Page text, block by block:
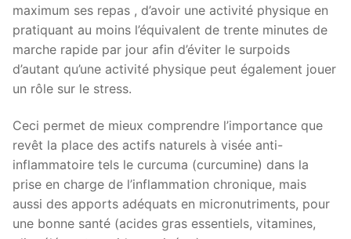
maximum ses repas , d’avoir une activité physique en
pratiquant au moins l’équivalent de trente minutes de
marche rapide par jour afin d’éviter le surpoids
d’autant qu’une activité physique peut également jouer
un rôle sur le stress.
Ceci permet de mieux comprendre l’importance que
revêt la place des actifs naturels à visée anti-
inflammatoire tels le curcuma (curcumine) dans la
prise en charge de l’inflammation chronique, mais
aussi des apports adéquats en micronutriments, pour
une bonne santé (acides gras essentiels, vitamines,